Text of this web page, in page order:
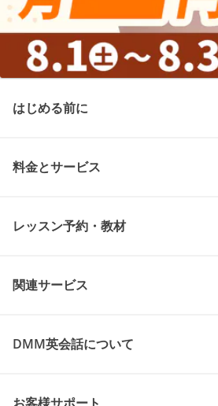
はじめる前に
料金とサービス
レッスン予約・教材
関連サービス
DMM英会話について